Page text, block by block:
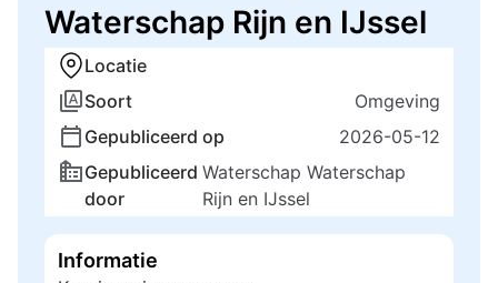
Waterschap Rijn en IJssel
Locatie
Soort
Omgeving
Gepubliceerd op
2026-05-12
Gepubliceerd
door
Waterschap Waterschap
Rijn en IJssel
Informatie